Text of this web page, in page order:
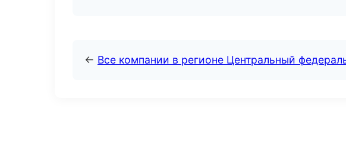
← Все компании в регионе Центральный